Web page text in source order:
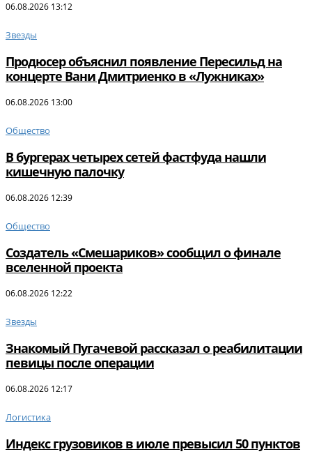
06.08.2026 13:12
Звезды
Продюсер объяснил появление Пересильд на
концерте Вани Дмитриенко в «Лужниках»
06.08.2026 13:00
Общество
В бургерах четырех сетей фастфуда нашли
кишечную палочку
06.08.2026 12:39
Общество
Создатель «Смешариков» сообщил о финале
вселенной проекта
06.08.2026 12:22
Звезды
Знакомый Пугачевой рассказал о реабилитации
певицы после операции
06.08.2026 12:17
Логистика
Индекс грузовиков в июле превысил 50 пунктов